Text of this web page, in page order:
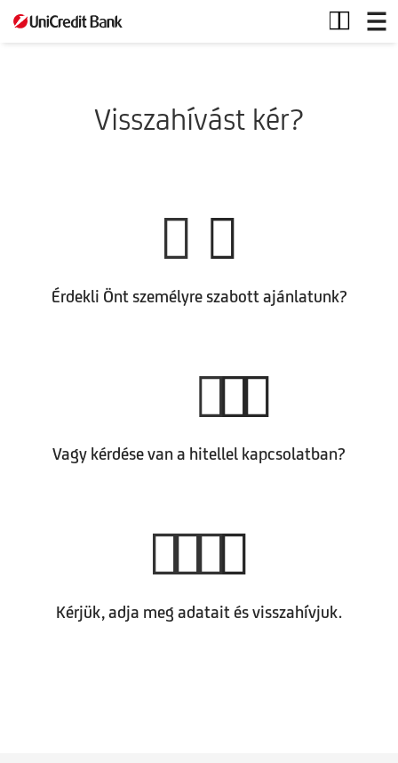
Hitel
vonal
Visszahívást kér?
Érdekli Önt személyre szabott ajánlatunk?
Vagy kérdése van a hitellel kapcsolatban?
Kérjük, adja meg adatait és visszahívjuk.